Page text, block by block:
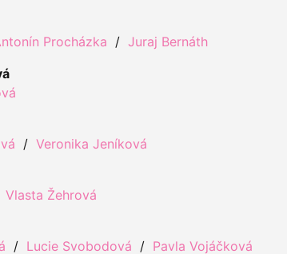
Procházka / Juraj Bernáth
/ Veronika Jeníková
Vlasta Žehrová
/ Lucie Svobodová / Pavla Vojáčková